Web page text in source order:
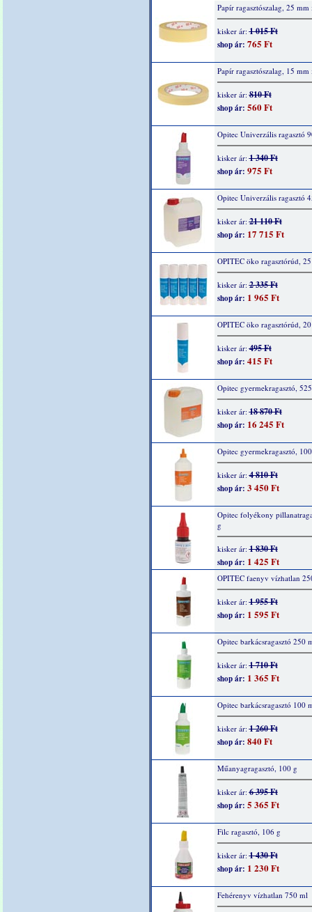
Papír ragasztószalag, 25
kisker ár:1 015 Ft
shop ár: 765 Ft
Papír ragasztószalag, 15
kisker ár:810 Ft
shop ár: 560 Ft
Opitec Univerzális ragasztó
kisker ár:1 340 Ft
shop ár: 975 Ft
Opitec Univerzális ragasztó
kisker ár:21 110 Ft
shop ár: 17 715 Ft
OPITEC öko ragasztórúd,
kisker ár:2 335 Ft
shop ár: 1 965 Ft
OPITEC öko ragasztórúd,
kisker ár:495 Ft
shop ár: 415 Ft
Opitec gyermekragasztó,
kisker ár:18 870 Ft
shop ár: 16 245 Ft
Opitec gyermekragasztó,
kisker ár:4 810 Ft
shop ár: 3 450 Ft
Opitec folyékony
g
kisker ár:1 830 Ft
shop ár: 1 425 Ft
OPITEC faenyv vízhatlan
kisker ár:1 955 Ft
shop ár: 1 595 Ft
Opitec barkácsragasztó 250
kisker ár:1 710 Ft
shop ár: 1 365 Ft
Opitec barkácsragasztó 100
kisker ár:1 260 Ft
shop ár: 840 Ft
Műanyagragasztó, 100 g
kisker ár:6 395 Ft
shop ár: 5 365 Ft
Filc ragasztó, 106 g
kisker ár:1 430 Ft
shop ár: 1 230 Ft
Fehérenyv vízhatlan 750 ml